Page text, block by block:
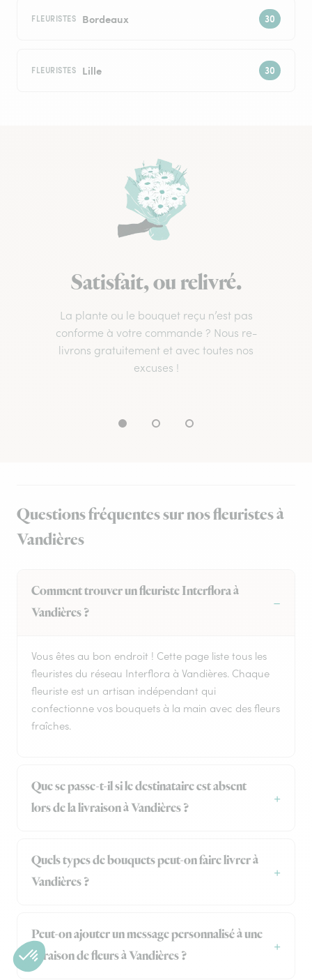
FLEURISTES Bordeaux
FLEURISTES Lille
Satisfait, ou relivré.
La plante ou le bouquet reçu n’est pas
conforme à votre commande ? Nous re-
livrons gratuitement et avec toutes nos
excuses !
Questions fréquentes sur nos fleuristes à
Vandières
Comment trouver un fleuriste Interflora à
Vandières ?
Vous êtes au bon endroit ! Cette page liste tous les
fleuristes du réseau Interflora à Vandières. Chaque
fleuriste est un artisan indépendant qui
confectionne vos bouquets à la main avec des fleurs
fraîches.
Que se passe-t-il si le destinataire est absent
lors de la livraison à Vandières ?
Quels types de bouquets peut-on faire livrer à
Vandières ?
Peut-on ajouter un message personnalisé à une
livraison de fleurs à Vandières ?